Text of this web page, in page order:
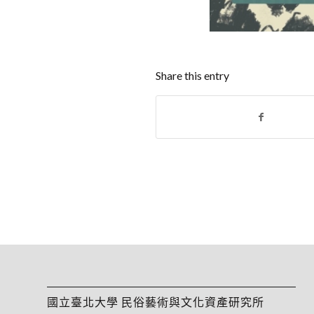
Share this entry
國立臺北大學 民俗藝術與文化資產研究所